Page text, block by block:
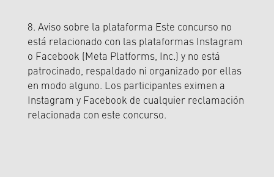
8. Aviso sobre la plataforma Este concurso no
está relacionado con las plataformas Instagram
o Facebook (Meta Platforms, Inc.) y no está
patrocinado, respaldado ni organizado por ellas
en modo alguno. Los participantes eximen a
Instagram y Facebook de cualquier reclamación
relacionada con este concurso.